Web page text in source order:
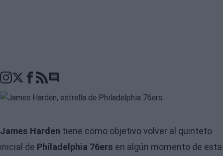
Go to comments seciton
James Harden tiene como objetivo volver al quinteto
inicial de Philadelphia 76ers en algún momento de esta